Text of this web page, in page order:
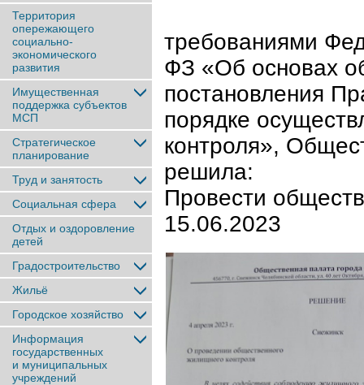
Территория
опережающего
социально-
экономического
развития
Имущественная
поддержка субъектов
МСП
Стратегическое
планирование
Труд и занятость
Социальная сфера
Отдых и оздоровление
детей
Градостроительство
Жильё
Городское хозяйство
Информация
государственных
и муниципальных
учреждений
требованиями
ФЗ «Об основах
постановления
порядке
контроля»,
решила:
Провести
15.06.2023